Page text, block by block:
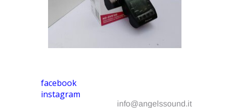
facebook
instagram
info@angelssound.it